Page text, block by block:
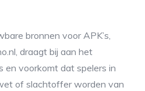
bronnen voor APK’s,
draagt bij aan het
en voorkomt dat spelers in
of slachtoffer worden van